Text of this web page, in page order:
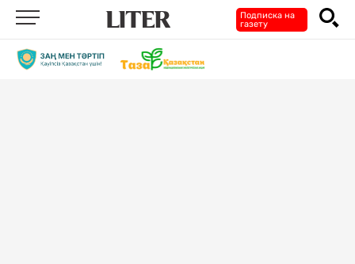
Подписка на
газету